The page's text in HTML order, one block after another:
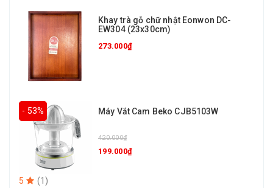
Khay trà gỗ chữ nhật Eonwon DC-
EW304 (23x30cm)
273.000₫
- 53% Máy Vắt Cam Beko CJB5103W
420.000₫
199.000₫
5 (1 )